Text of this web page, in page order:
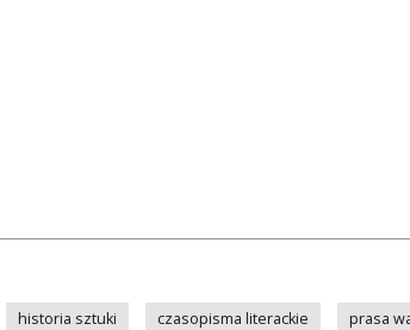
historia sztuki czasopisma literackie prasa